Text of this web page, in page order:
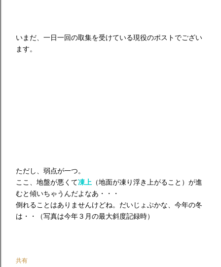
いまだ、一日一回の取集を受けている現役のポストでござい
ます。
ただし、弱点が一つ。
ここ、地盤が悪くて凍上 （地面が凍り浮き上がること）が進
むと傾いちゃうんだよなあ・・・
倒れることはありませんけどね。だいじょぶかな、今年の冬
は・・（写真は今年３月の最大斜度記録時）
共有